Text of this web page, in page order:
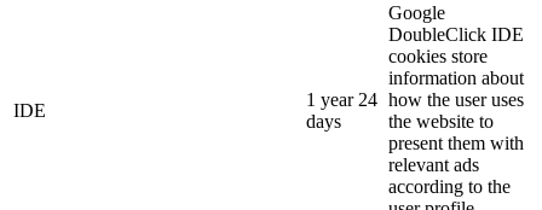
IDE
1 year 24
days
Google
DoubleClick IDE
cookies store
information about
how the user uses
the website to
present them with
relevant ads
according to the